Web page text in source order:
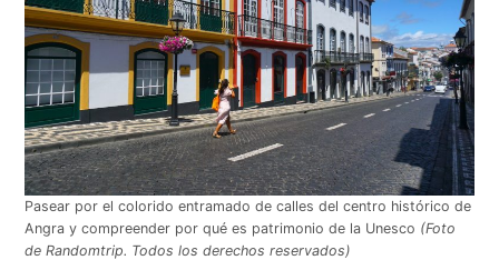
Pasear por el colorido entramado de calles del centro histórico de
Angra y compreender por qué es patrimonio de la Unesco (Foto
de Randomtrip. Todos los derechos reservados)